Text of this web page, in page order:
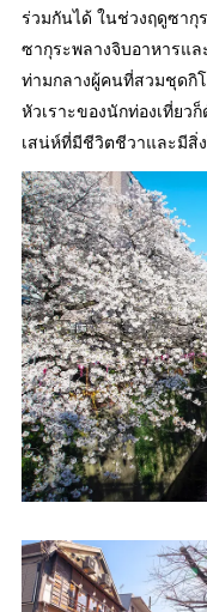
ร่วมกันได้ ในช่วงฤดูซา
ซากุระพลางจิบอาหารแล
ท่ามกลางผู้คนที่สวมชุดกิโ
หัวเราะของนักท่องเที่ยว
เสน่ห์ที่มีชีวิตชีวาและมีสิ่